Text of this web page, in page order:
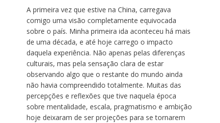
A primeira vez que estive na China, carregava
comigo uma visão completamente equivocada
sobre o país. Minha primeira ida aconteceu há mais
de uma década, e até hoje carrego o impacto
daquela experiência. Não apenas pelas diferenças
culturais, mas pela sensação clara de estar
observando algo que o restante do mundo ainda
não havia compreendido totalmente. Muitas das
percepções e reflexões que tive naquela época
sobre mentalidade, escala, pragmatismo e ambição
hoje deixaram de ser projeções para se tornarem